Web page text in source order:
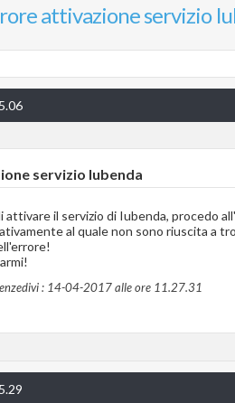
attivazione servizio
servizio Iubenda
il servizio di Iubenda, procedo
al quale non sono riuscita a
: 14-04-2017 alle ore 11.27.31